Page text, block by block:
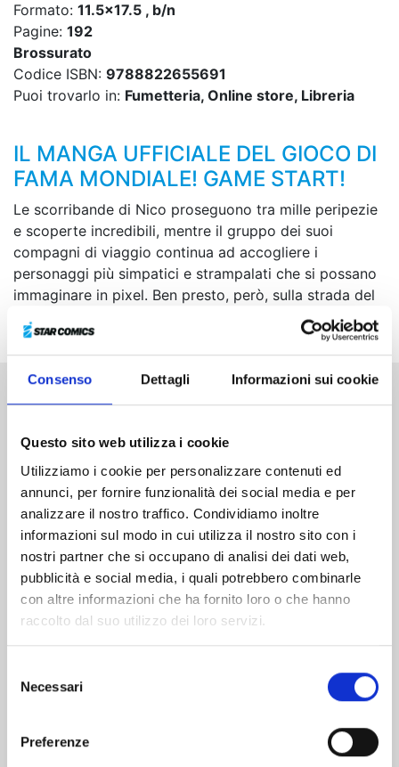
Consenso Dettagli Informazioni sui cookie
Questo sito web utilizza i cookie
Utilizziamo i cookie per personalizzare contenuti ed
annunci, per fornire funzionalità dei social media e per
analizzare il nostro traffico. Condividiamo inoltre
informazioni sul modo in cui utilizza il nostro sito con i
nostri partner che si occupano di analisi dei dati web,
pubblicità e social media, i quali potrebbero combinarle
con altre informazioni che ha fornito loro o che hanno
raccolto dal suo utilizzo dei loro servizi.
delNecessari
Preferenze
Formato: 11.5x17.5 , b/n
Pagine: 192
Brossurato
Codice ISBN: 9788822655691
Puoi trovarlo in: Fumetteria, Online store, Libreria
IL MANGA UFFICIALE DEL GIOCO DI
FAMA MONDIALE! GAME START!
Le scorribande di Nico proseguono tra mille peripezie
e scoperte incredibili, mentre il gruppo dei suoi
compagni di viaggio continua ad accogliere i
personaggi più simpatici e strampalati che si possano
immaginare in pixel. Ben presto, però, sulla strada del
giovane avventuriero si staglia un enderman…
MINECRAFT - VIAGGIO AI CONFINI DEL MONDO